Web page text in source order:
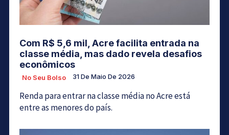
Com R$ 5,6 mil, Acre facilita entrada na
classe média, mas dado revela desafios
econômicos
No Seu Bolso 31 De Maio De 2026
Renda para entrar na classe média no Acre está
entre as menores do país.